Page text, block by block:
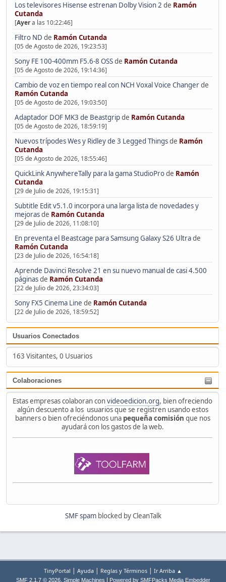
Los televisores Hisense estrenan Dolby Vision 2 de Ramón
Cutanda
[Ayera las 10:22:46]
Filtro ND de Ramón Cutanda
[05 de Agosto de 2026, 19:23:53]
Sony FE 100-400mm F5.6-8 OSSde Ramón Cutanda
[05 de Agosto de 2026, 19:14:36]
Cambio de voz en tiempo real con NCH Voxal Voice Changerde
Ramón Cutanda
[05 de Agosto de 2026, 19:03:50]
Adaptador DOF MK3 de Beastgripde Ramón Cutanda
[05 de Agosto de 2026, 18:59:19]
Nuevos trípodes Wes y Ridley de 3 Legged Thingsde Ramón
Cutanda
[05 de Agosto de 2026, 18:55:46]
QuickLink AnywhereTally para la gama StudioProde Ramón
Cutanda
[29 de Julio de 2026, 19:15:31]
Subtitle Edit v5.1.0 incorpora una larga lista de novedades y
mejorasde Ramón Cutanda
[29 de Julio de 2026, 11:08:10]
En preventa el Beastcage para Samsung Galaxy S26 Ultrade
Ramón Cutanda
[23 de Julio de 2026, 16:54:18]
Aprende Davinci Resolve 21 en su nuevo manual de casi 4.500
páginasde Ramón Cutanda
[22 de Julio de 2026, 23:34:03]
Sony FX5 Cinema Line de Ramón Cutanda
[22 de Julio de 2026, 18:59:52]
Usuarios Conectados
163 Visitantes, 0 Usuarios
Colaboraciones
Estas empresas colaboran convideoedicion.org, bien ofreciendo
algún descuento a los usuarios que se registren usando estos
banners o bien ofreciéndonos una pequeña comisión que nos
ayudará con los gastos de la web.
SMF spamblocked by CleanTalk
TinyPortal | Ayuda | Reglas y Términos | Ir Arriba ▲
SMF 2.1.7 © 2026, Simple Machines Powered by SMFPacks Media Embedder